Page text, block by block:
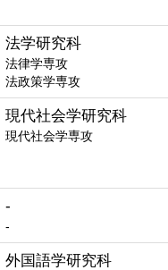
法学研究科
法律学専攻
法政策学専攻
現代社会学研究科
現代社会学専攻
-
-
外国語学研究科